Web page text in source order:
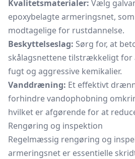
Kvalitetsmaterialer: Vælg
epoxybelagte armeringsnet,
modtagelige for rustdannelse.
Beskyttelseslag: Sørg for, at
skålagsnettene tilstrækkeligt for
fugt og aggressive kemikalier.
Vanddræning: Et effektivt
forhindre vandophobning
hvilket er afgørende for at
Rengøring og inspektion
Regelmæssig rengøring og
armeringsnet er essentielle